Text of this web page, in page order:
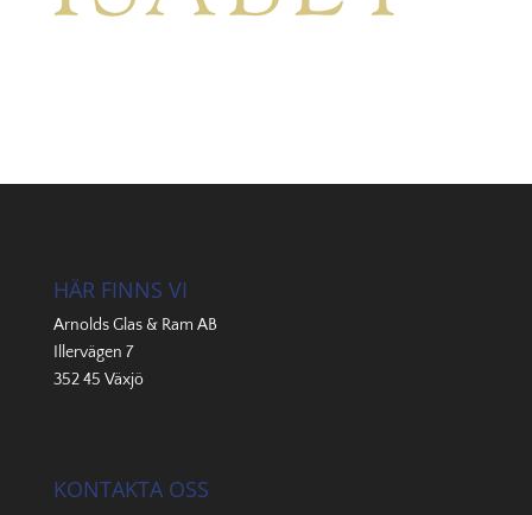
HÄR FINNS VI
Arnolds Glas & Ram AB
Illervägen 7
352 45 Växjö
KONTAKTA OSS